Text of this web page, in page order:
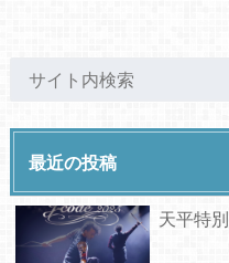
最近の投稿
天平特